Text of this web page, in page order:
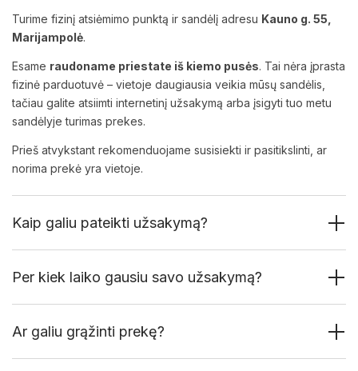
Turime fizinį atsiėmimo punktą ir sandėlį adresu Kauno g. 55,
Marijampolė.
Esame raudoname priestate iš kiemo pusės. Tai nėra įprasta
fizinė parduotuvė – vietoje daugiausia veikia mūsų sandėlis,
tačiau galite atsiimti internetinį užsakymą arba įsigyti tuo metu
sandėlyje turimas prekes.
Prieš atvykstant rekomenduojame susisiekti ir pasitikslinti, ar
norima prekė yra vietoje.
Kaip galiu pateikti užsakymą?
Per kiek laiko gausiu savo užsakymą?
Ar galiu grąžinti prekę?